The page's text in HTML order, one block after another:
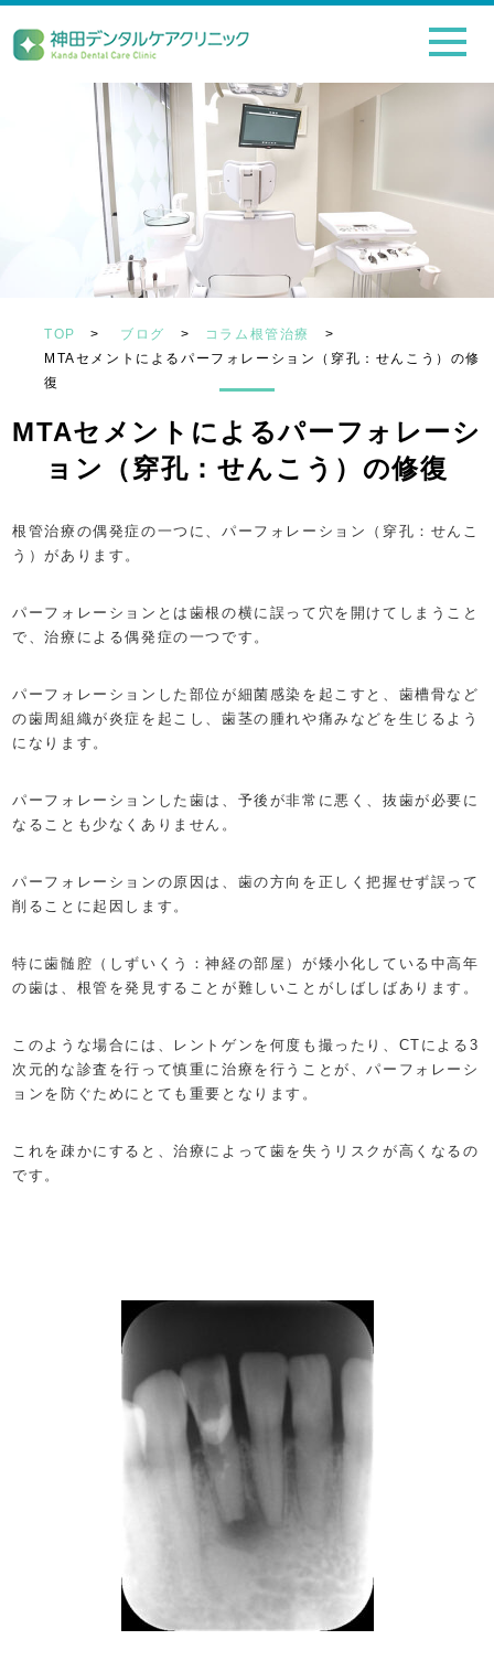
TOP > ブログ > コラム根管治療
>
MTAセメントによるパーフォレーション（穿孔：せんこう）の修
復
MTAセメントによるパーフォレーシ
ョン（穿孔：せんこう）の修復
根管治療の偶発症の一つに、パーフォレーション（穿孔：せんこ
う）があります。
パーフォレーションとは歯根の横に誤って穴を開けてしまうこと
で、治療による偶発症の一つです。
パーフォレーションした部位が細菌感染を起こすと、歯槽骨など
の歯周組織が炎症を起こし、歯茎の腫れや痛みなどを生じるよう
になります。
パーフォレーションした歯は、予後が非常に悪く、抜歯が必要に
なることも少なくありません。
パーフォレーションの原因は、歯の方向を正しく把握せず誤って
削ることに起因します。
特に歯髄腔（しずいくう：神経の部屋）が矮小化している中高年
の歯は、根管を発見することが難しいことがしばしばあります。
このような場合には、レントゲンを何度も撮ったり、CTによる3
次元的な診査を行って慎重に治療を行うことが、パーフォレーシ
ョンを防ぐためにとても重要となります。
これを疎かにすると、治療によって歯を失うリスクが高くなるの
です。